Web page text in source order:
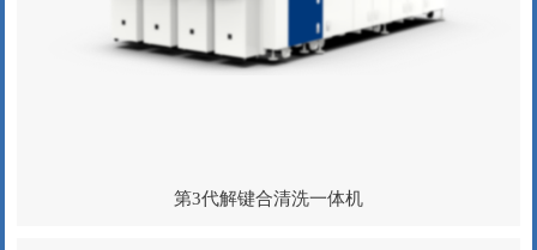
第3代解键合清洗一体机